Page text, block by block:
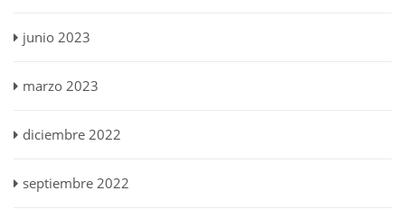
junio 2023
marzo 2023
diciembre 2022
septiembre 2022